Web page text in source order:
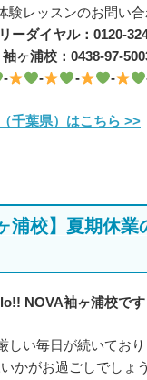
験レッスンのお問い
ーダイヤル：0120-
袖ヶ浦校：0438-97-
- - - -
千葉県）はこちら >>
浦校】夏期休
NOVA袖ヶ浦校です
しい毎日が続いており
かがお過ごしでしょ